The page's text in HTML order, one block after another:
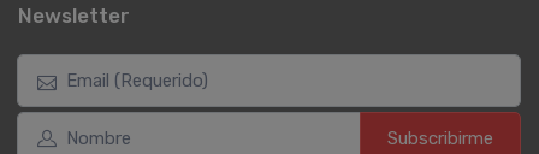
Newsletter
Subscribirme